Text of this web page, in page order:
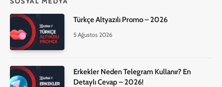
Türkçe Altyazılı Promo – 2026
5 Ağustos 2026
Erkekler Neden Telegram Kullanır? En
Detaylı Cevap – 2026!